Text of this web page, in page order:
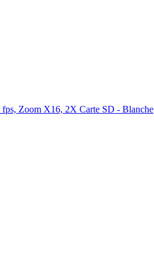
fps, Zoom X16, 2X Carte SD - Blanche